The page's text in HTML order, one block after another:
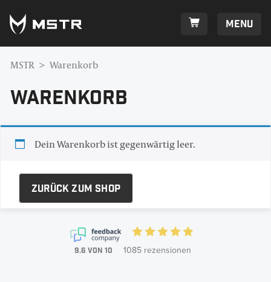
Menu
MSTR > Warenkorb
Warenkorb
Dein Warenkorb ist gegenwärtig leer.
Zurück zum Shop
9.6 Von 10 1085 rezensionen